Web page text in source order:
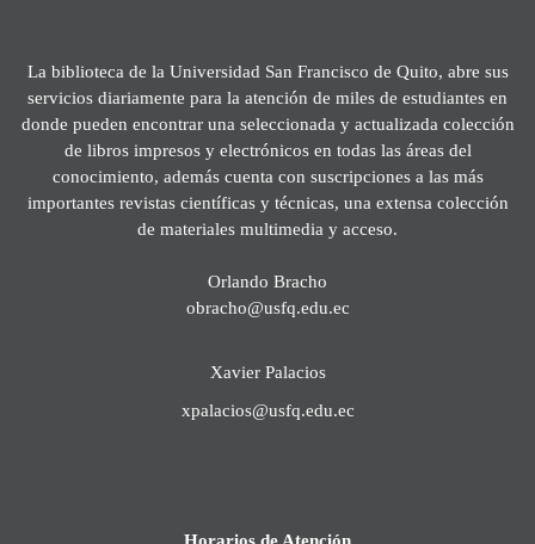
La biblioteca de la Universidad San Francisco de Quito, abre sus
servicios diariamente para la atención de miles de estudiantes en
donde pueden encontrar una seleccionada y actualizada colección
de libros impresos y electrónicos en todas las áreas del
conocimiento, además cuenta con suscripciones a las más
importantes revistas científicas y técnicas, una extensa colección
de materiales multimedia y acceso.
Orlando Bracho
obracho@usfq.edu.ec
Xavier Palacios
xpalacios@usfq.edu.ec
Horarios de Atención